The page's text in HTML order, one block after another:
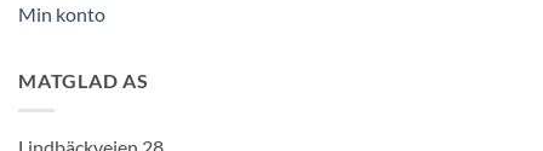
Min konto
MATGLAD AS